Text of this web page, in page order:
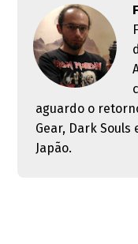
aguardo o
Gear, Dark
Japão.